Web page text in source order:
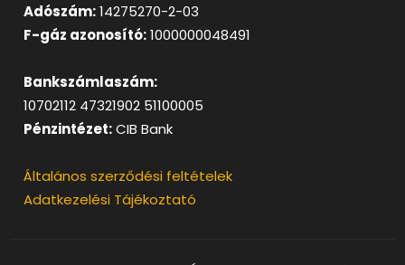
Adószám:14275270-2-03
F-gáz azonosító:1000000048491
Bankszámlaszám:
10702112 47321902 51100005
Pénzintézet:CIB Bank
Általános szerződési feltételek
Adatkezelési Tájékoztató